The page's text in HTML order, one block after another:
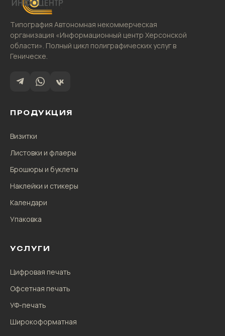
Типография Автономная некоммерческая
организация «Информационный центр Херсонской
области». Полный цикл полиграфических услуг в
Геническе.
ПРОДУКЦИЯ
Визитки
Листовки и флаеры
Брошюры и буклеты
Наклейки и стикеры
Календари
Упаковка
УСЛУГИ
Цифровая печать
Офсетная печать
УФ-печать
Широкоформатная